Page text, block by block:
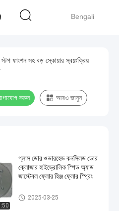
Bengali
ফাংশন সহ বড় স্কোয়ার স্বয়ংক্রিয়
করুন আরও জানুন
গ্লাস ডোর ওভারহেড কনসিলড ডোর
ক্লোজার হাইড্রোলিক স্পিড অ্যাড
জাস্টেবল ফ্লোর হিঞ্জ ফ্লোর স্প্রিং
স্বয়ংক্রিয় দরজা বন্ধ
2025-03-25